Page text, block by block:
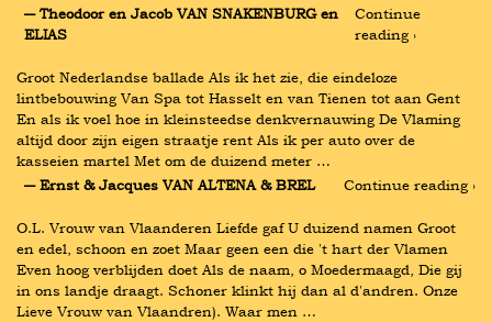
― Theodoor en Jacob VAN SNAKENBURG en
ELIAS
Continue
reading ›
Groot Nederlandse ballade Als ik het zie, die eindeloze
lintbebouwing Van Spa tot Hasselt en van Tienen tot aan Gent
En als ik voel hoe in kleinsteedse denkvernauwing De Vlaming
altijd door zijn eigen straatje rent Als ik per auto over de
kasseien martel Met om de duizend meter …
― Ernst & Jacques VAN ALTENA & BREL
Continue reading ›
O.L. Vrouw van Vlaanderen Liefde gaf U duizend namen Groot
en edel, schoon en zoet Maar geen een die 't hart der Vlamen
Even hoog verblijden doet Als de naam, o Moedermaagd, Die gij
in ons landje draagt. Schoner klinkt hij dan al d'andren. Onze
Lieve Vrouw van Vlaandren). Waar men …